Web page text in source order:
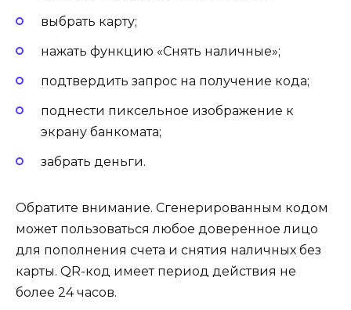
выбрать карту;
нажать функцию «Снять наличные»;
подтвердить запрос на получение кода;
поднести пиксельное изображение к
экрану банкомата;
забрать деньги.
Обратите внимание. Сгенерированным кодом
может пользоваться любое доверенное лицо
для пополнения счета и снятия наличных без
карты. QR-код имеет период действия не
более 24 часов.